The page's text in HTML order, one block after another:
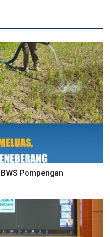
Pompengan